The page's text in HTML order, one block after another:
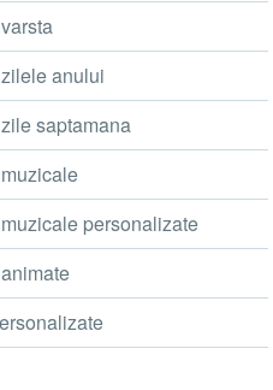
anului
saptamana
personalizate